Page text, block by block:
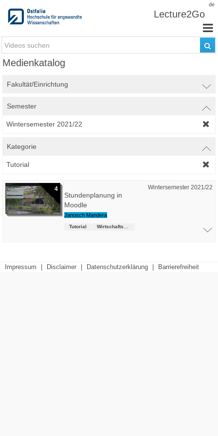
de
Lecture2Go
Medienkatalog
Fakultät/Einrichtung
Semester
Wintersemester 2021/22
Kategorie
Tutorial
4 Wintersemester 2021/22
Stundenplanung in
Moodle
Janosch Mandera
Tutorial
Impressum Disclaimer Datenschutzerklärung Barrierefreiheit